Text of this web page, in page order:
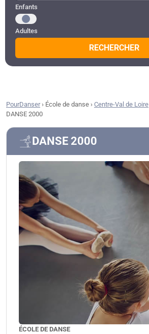
Public recherché
Enfants
Adultes
RECHERCHER
PourDanser› École de danse › Centre-Val de Loire
DANSE 2000
DANSE 2000
ÉCOLE DE DANSE